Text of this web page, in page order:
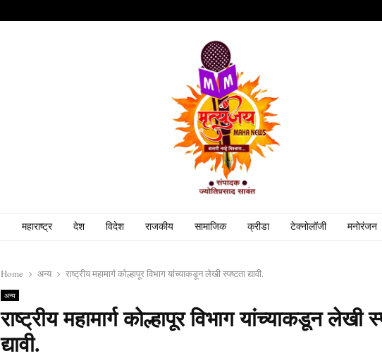
महाराष्ट्र देश विदेश राजकीय सामाजिक क्रीडा टेक्नोलॉजी मनोरंजन
Home अन्य राष्ट्रीय महामार्ग कोल्हापूर विभाग यांच्याकडून लेखी स्पष्टता द्यावी.
अन्य
राष्ट्रीय महामार्ग कोल्हापूर विभाग यांच्याकडून लेखी
द्यावी.